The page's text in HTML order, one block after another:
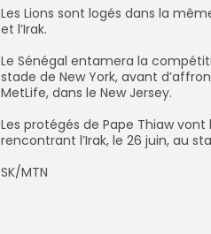
‎Les Lions sont logés dans la
et l’Irak.
‎Le Sénégal entamera la
stade de New York, avant
MetLife, dans le New Jersey.
‎Les protégés de Pape Thiaw
rencontrant l’Irak, le 26 juin, au
‎SK/MTN